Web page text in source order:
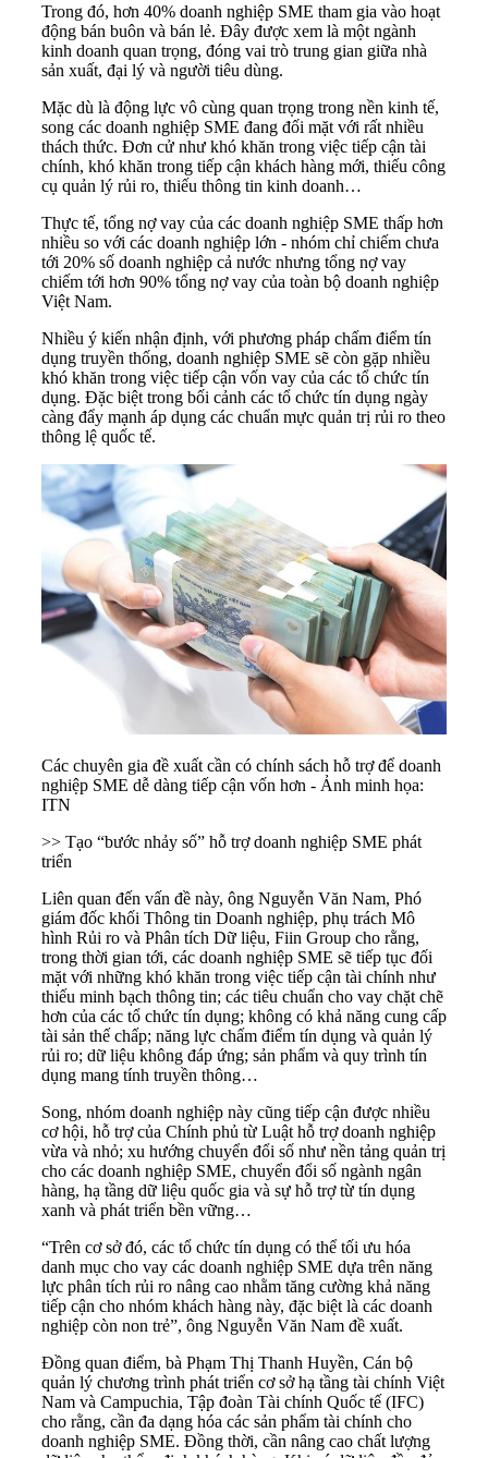
Trong đó, hơn 40% doanh nghiệp SME tham gia vào hoạt
động bán buôn và bán lẻ. Đây được xem là một ngành
kinh doanh quan trọng, đóng vai trò trung gian giữa nhà
sản xuất, đại lý và người tiêu dùng.
Mặc dù là động lực vô cùng quan trọng trong nền kinh tế,
song các doanh nghiệp SME đang đối mặt với rất nhiều
thách thức. Đơn cử như khó khăn trong việc tiếp cận tài
chính, khó khăn trong tiếp cận khách hàng mới, thiếu công
cụ quản lý rủi ro, thiếu thông tin kinh doanh…
Thực tế, tổng nợ vay của các doanh nghiệp SME thấp hơn
nhiều so với các doanh nghiệp lớn - nhóm chỉ chiếm chưa
tới 20% số doanh nghiệp cả nước nhưng tổng nợ vay
chiếm tới hơn 90% tổng nợ vay của toàn bộ doanh nghiệp
Việt Nam.
Nhiều ý kiến nhận định, với phương pháp chấm điểm tín
dụng truyền thống, doanh nghiệp SME sẽ còn gặp nhiều
khó khăn trong việc tiếp cận vốn vay của các tổ chức tín
dụng. Đặc biệt trong bối cảnh các tổ chức tín dụng ngày
càng đẩy mạnh áp dụng các chuẩn mực quản trị rủi ro theo
thông lệ quốc tế.
Các chuyên gia đề xuất cần có chính sách hỗ trợ để doanh
nghiệp SME dễ dàng tiếp cận vốn hơn - Ảnh minh họa:
ITN
>> Tạo “bước nhảy số” hỗ trợ doanh nghiệp SME phát
triển
Liên quan đến vấn đề này, ông Nguyễn Văn Nam, Phó
giám đốc khối Thông tin Doanh nghiệp, phụ trách Mô
hình Rủi ro và Phân tích Dữ liệu, Fiin Group cho rằng,
trong thời gian tới, các doanh nghiệp SME sẽ tiếp tục đối
mặt với những khó khăn trong việc tiếp cận tài chính như
thiếu minh bạch thông tin; các tiêu chuẩn cho vay chặt chẽ
hơn của các tổ chức tín dụng; không có khả năng cung cấp
tài sản thế chấp; năng lực chấm điểm tín dụng và quản lý
rủi ro; dữ liệu không đáp ứng; sản phẩm và quy trình tín
dụng mang tính truyền thông…
Song, nhóm doanh nghiệp này cũng tiếp cận được nhiều
cơ hội, hỗ trợ của Chính phủ từ Luật hỗ trợ doanh nghiệp
vừa và nhỏ; xu hướng chuyển đổi số như nền tảng quản trị
cho các doanh nghiệp SME, chuyển đổi số ngành ngân
hàng, hạ tầng dữ liệu quốc gia và sự hỗ trợ từ tín dụng
xanh và phát triển bền vững…
“Trên cơ sở đó, các tổ chức tín dụng có thể tối ưu hóa
danh mục cho vay các doanh nghiệp SME dựa trên năng
lực phân tích rủi ro nâng cao nhằm tăng cường khả năng
tiếp cận cho nhóm khách hàng này, đặc biệt là các doanh
nghiệp còn non trẻ”, ông Nguyễn Văn Nam đề xuất.
Đồng quan điểm, bà Phạm Thị Thanh Huyền, Cán bộ
quản lý chương trình phát triển cơ sở hạ tầng tài chính Việt
Nam và Campuchia, Tập đoàn Tài chính Quốc tế (IFC)
cho rằng, cần đa dạng hóa các sản phẩm tài chính cho
doanh nghiệp SME. Đồng thời, cần nâng cao chất lượng